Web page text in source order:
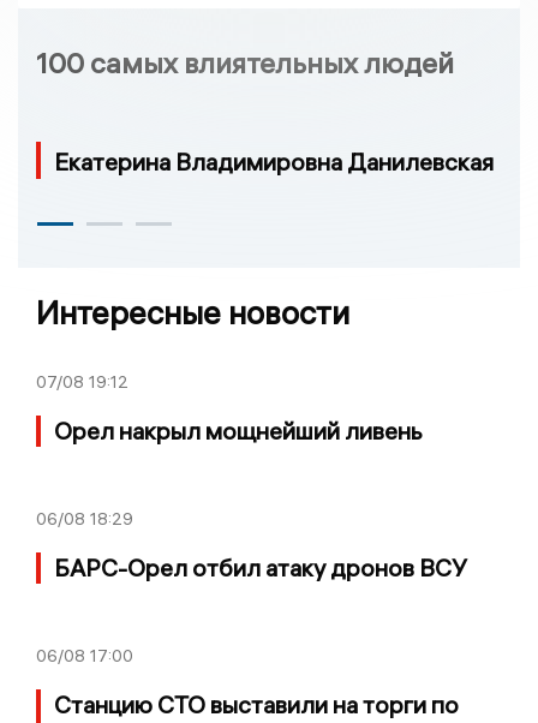
100 самых влиятельных людей
Екатерина Владимировна Данилевская
Интересные новости
07/08 19:12
Орел накрыл мощнейший ливень
06/08 18:29
БАРС-Орел отбил атаку дронов ВСУ
06/08 17:00
Станцию СТО выставили на торги по